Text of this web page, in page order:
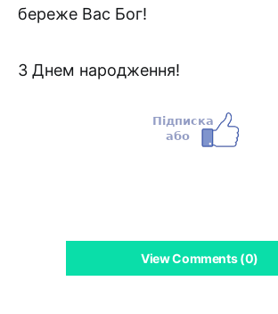
береже Вас Бог!
З Днем народження!
View Comments (0)